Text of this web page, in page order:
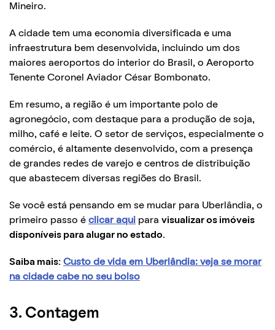
Mineiro.
A cidade tem uma economia diversificada e uma
infraestrutura bem desenvolvida, incluindo um dos
maiores aeroportos do interior do Brasil, o Aeroporto
Tenente Coronel Aviador César Bombonato.
Em resumo, a região é um importante polo de
agronegócio, com destaque para a produção de soja,
milho, café e leite. O setor de serviços, especialmente o
comércio, é altamente desenvolvido, com a presença
de grandes redes de varejo e centros de distribuição
que abastecem diversas regiões do Brasil.
Se você está pensando em se mudar para Uberlândia, o
primeiro passo é clicar aqui para visualizar os imóveis
disponíveis para alugar no estado.
Saiba mais: Custo de vida em Uberlândia: veja se morar
na cidade cabe no seu bolso
3. Contagem